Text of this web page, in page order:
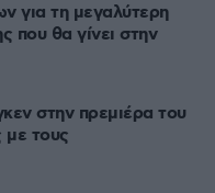
για τη μεγαλύτερη
που θα γίνει στην
στην πρεμιέρα του
με τους